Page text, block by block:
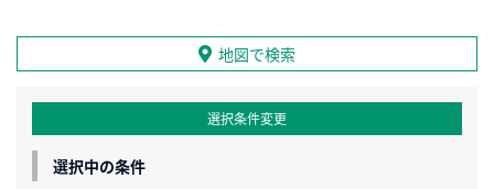
地図で検索
選択条件変更
選択中の条件